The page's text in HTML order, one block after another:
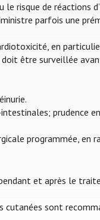
risque de réactions
parfois une
en
doit être surveillée
prudence
programmée, en
et après le
cutanées sont